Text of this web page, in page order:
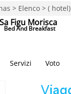
> Elenco > ( hotel)
Sa Figu Morisca
Bed And Breakfast
Servizi Voto